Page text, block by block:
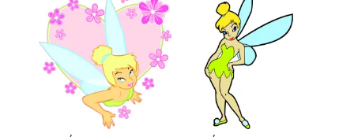
PERSONNALISER PERSONNALISER